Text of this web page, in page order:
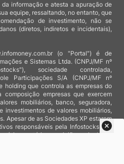
informação e atesta a apuração de
equipe, ressaltando, no entanto, que
de investimento, não se
(diretos, indiretos e incidentais),
(o "Portal") é de
e Sistemas Ltda. (CNPJ/MF nº
sociedade controlada,
Participações S/A (CNPJ/MF nº
holding que controla as empresas do
empresas que exercem
mobiliários, banco, seguradora,
investimentos de valores mobiliários,
Apesar de as Sociedades XP estarem
responsáveis pela Infostocks são
matérias e opiniões veiculadas